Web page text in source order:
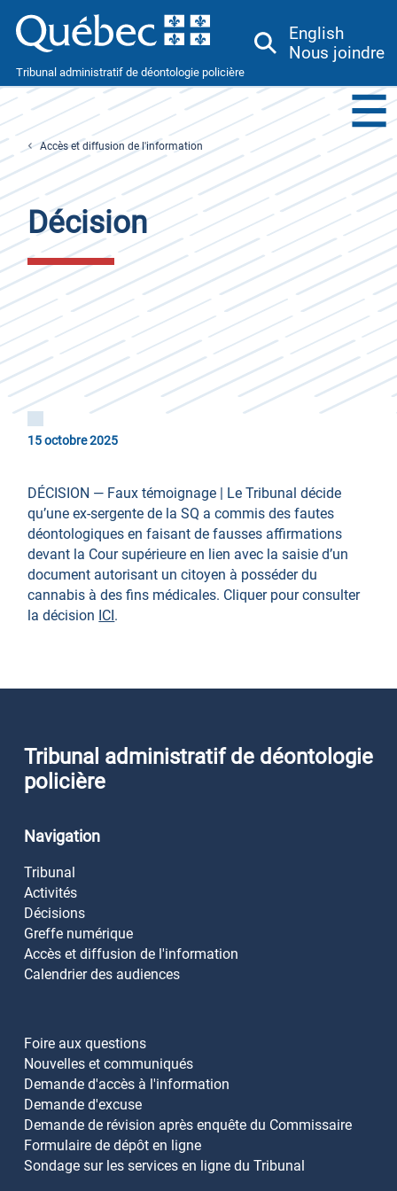
Tribunal administratif de déontologie policière
English
Nous joindre
Menu
Toggle
Accès et diffusion de l'information
Décision
15 octobre 2025
DÉCISION — Faux témoignage | Le Tribunal décide
qu’une ex-sergente de la SQ a commis des fautes
déontologiques en faisant de fausses affirmations
devant la Cour supérieure en lien avec la saisie d’un
document autorisant un citoyen à posséder du
cannabis à des fins médicales. Cliquer pour consulter
la décision ICI .
Tribunal administratif de déontologie
policière
Navigation
Tribunal
Activités
Décisions
Greffe numérique
Accès et diffusion de l'information
Calendrier des audiences
Foire aux questions
Nouvelles et communiqués
Demande d'accès à l'information
Demande d'excuse
Demande de révision après enquête du Commissaire
Formulaire de dépôt en ligne
Sondage sur les services en ligne du Tribunal